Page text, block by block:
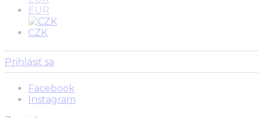
EUR
CZK
Prihlásiť sa
Facebook
Instagram